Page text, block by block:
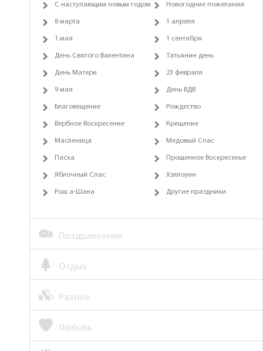
С наступающим новым годом Новогодние пожелания
8 марта 1 апреля
1 мая 1 сентября
День Святого Валентина Татьянин день
День Матери 23 февраля
9 мая День ВДВ
Благовещение Рождество
Вербное Воскресение Крещение
Масленица Медовый Спас
Пасха Прощенное Воскресенье
Яблочный Спас Хэллоуин
Рош а-Шана Другие праздники
Поздравления
Отдых
Разное
Любовь